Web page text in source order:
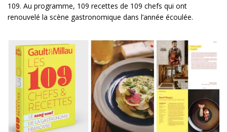
109. Au programme, 109 recettes de 109 chefs qui ont
renouvelé la scène gastronomique dans l’année écoulée.